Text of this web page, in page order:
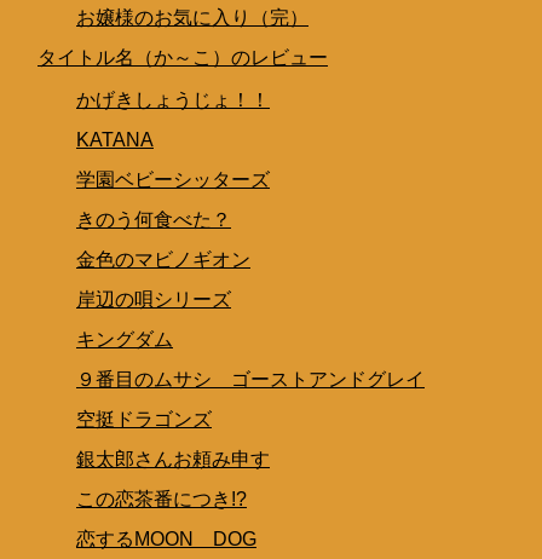
お嬢様のお気に入り（完）
タイトル名（か～こ）のレビュー
かげきしょうじょ！！
KATANA
学園ベビーシッターズ
きのう何食べた？
金色のマビノギオン
岸辺の唄シリーズ
キングダム
９番目のムサシ ゴーストアンドグレイ
空挺ドラゴンズ
銀太郎さんお頼み申す
この恋茶番につき!?
恋するMOON DOG